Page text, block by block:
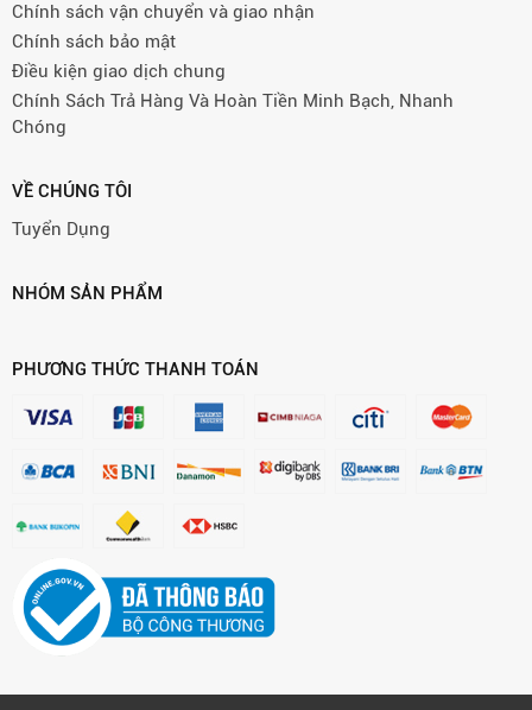
Chính sách vận chuyển và giao nhận
Chính sách bảo mật
Điều kiện giao dịch chung
Chính Sách Trả Hàng Và Hoàn Tiền Minh Bạch, Nhanh
Chóng
VỀ CHÚNG TÔI
Tuyển Dụng
NHÓM SẢN PHẨM
PHƯƠNG THỨC THANH TOÁN